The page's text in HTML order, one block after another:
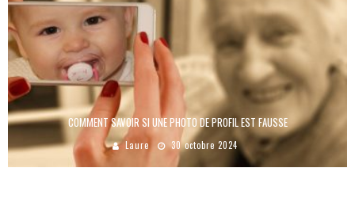
COMMENT SAVOIR SI UNE PHOTO DE PROFIL EST FAUSSE
Laure 30 octobre 2024